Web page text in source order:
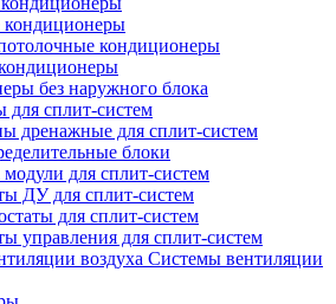
кондиционеры
кондиционеры
без наружного блока
для сплит-систем
дренажные для сплит-систем
блоки
для сплит-систем
ДУ для сплит-систем
для сплит-систем
управления для сплит-систем
Системы вентиляции